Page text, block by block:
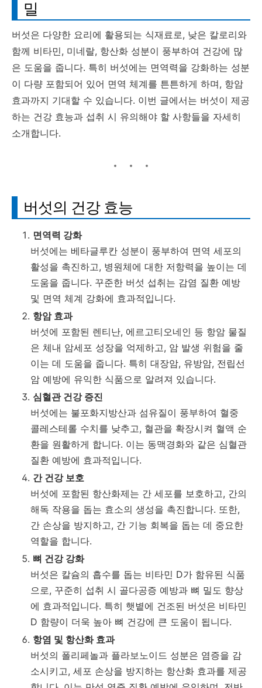
밀
버섯은 다양한 요리에 활용되는 식재료로, 낮은 칼로리와
함께 비타민, 미네랄, 항산화 성분이 풍부하여 건강에 많
은 도움을 줍니다. 특히 버섯에는 면역력을 강화하는 성분
이 다량 포함되어 있어 면역 체계를 튼튼하게 하며, 항암
효과까지 기대할 수 있습니다. 이번 글에서는 버섯이 제공
하는 건강 효능과 섭취 시 유의해야 할 사항들을 자세히
소개합니다.
버섯의 건강 효능
면역력 강화
버섯에는 베타글루칸 성분이 풍부하여 면역 세포의
활성을 촉진하고, 병원체에 대한 저항력을 높이는 데
도움을 줍니다. 꾸준한 버섯 섭취는 감염 질환 예방
및 면역 체계 강화에 효과적입니다.
항암 효과
버섯에 포함된 렌티난, 에르고티오네인 등 항암 물질
은 체내 암세포 성장을 억제하고, 암 발생 위험을 줄
이는 데 도움을 줍니다. 특히 대장암, 유방암, 전립선
암 예방에 유익한 식품으로 알려져 있습니다.
심혈관 건강 증진
버섯에는 불포화지방산과 섬유질이 풍부하여 혈중
콜레스테롤 수치를 낮추고, 혈관을 확장시켜 혈액 순
환을 원활하게 합니다. 이는 동맥경화와 같은 심혈관
질환 예방에 효과적입니다.
간 건강 보호
버섯에 포함된 항산화제는 간 세포를 보호하고, 간의
해독 작용을 돕는 효소의 생성을 촉진합니다. 또한,
간 손상을 방지하고, 간 기능 회복을 돕는 데 중요한
역할을 합니다.
뼈 건강 강화
버섯은 칼슘의 흡수를 돕는 비타민 D가 함유된 식품
으로, 꾸준히 섭취 시 골다공증 예방과 뼈 밀도 향상
에 효과적입니다. 특히 햇볕에 건조된 버섯은 비타민
D 함량이 더욱 높아 뼈 건강에 큰 도움이 됩니다.
항염 및 항산화 효과
버섯의 폴리페놀과 플라보노이드 성분은 염증을 감
소시키고, 세포 손상을 방지하는 항산화 효과를 제공